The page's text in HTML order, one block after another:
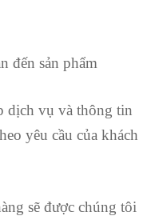
đến sản phẩm
dịch vụ và thông tin
yêu cầu của khách
sẽ được chúng tôi